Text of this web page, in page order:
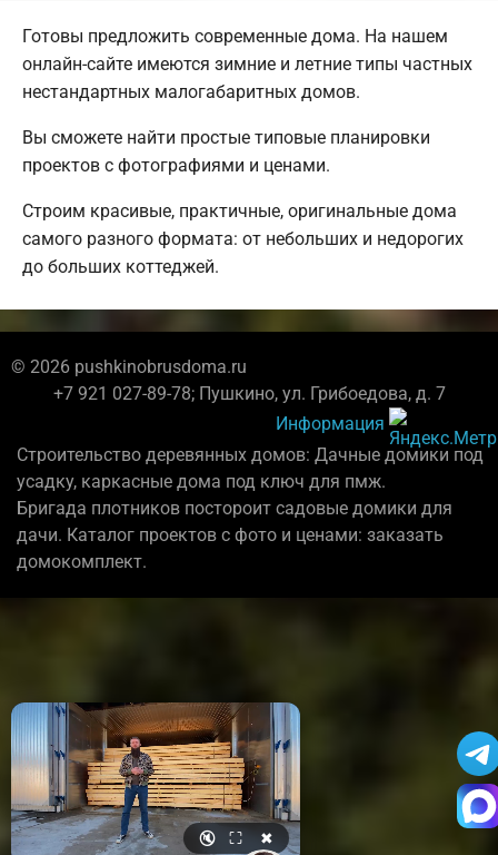
Готовы предложить современные дома. На нашем
онлайн-сайте имеются зимние и летние типы частных
нестандартных малогабаритных домов.
Вы сможете найти простые типовые планировки
проектов с фотографиями и ценами.
Строим красивые, практичные, оригинальные дома
самого разного формата: от небольших и недорогих
до больших коттеджей.
© 2026 pushkinobrusdoma.ru
+7 921 027-89-78; Пушкино, ул. Грибоедова, д. 7
Информация
Строительство деревянных домов: Дачные домики под
усадку, каркасные дома под ключ для пмж.
Бригада плотников постороит садовые домики для
дачи. Каталог проектов с фото и ценами: заказать
домокомплект.
🔇 ⛶ ✖